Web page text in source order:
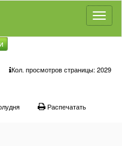
Кол. просмотров страницы: 2029
Распечатать